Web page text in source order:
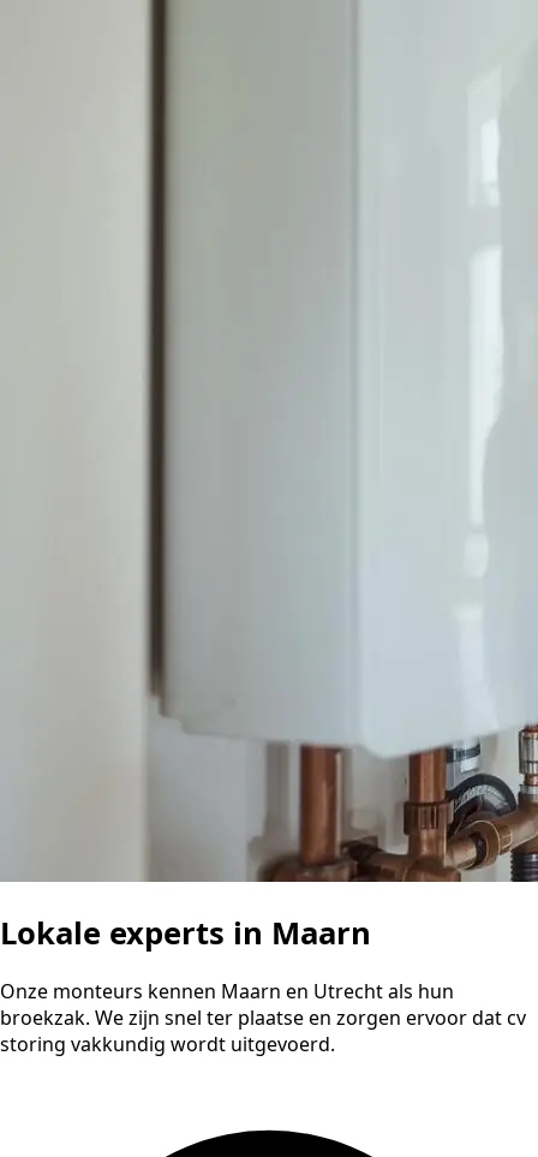
Lokale experts in Maarn
Onze monteurs kennen Maarn en Utrecht als hun
broekzak. We zijn snel ter plaatse en zorgen ervoor dat cv
storing vakkundig wordt uitgevoerd.